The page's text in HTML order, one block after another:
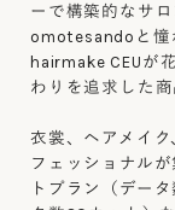
ーで構築的なサロ
omotesandoと憧
hairmake CEUが
わりを追求した商
衣裳、ヘアメイ
フェッショナル
トプラン（デー